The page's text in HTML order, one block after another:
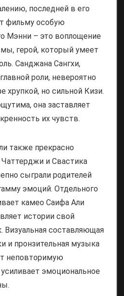
последней в его
фильму особую
Мэнни – это воплощение
герой, который умеет
Санджана Сангхи,
роли, невероятно
хрупкой, но сильной Кизи.
она заставляет
их чувств.
также прекрасно
и Свастика
сыграли родителей
эмоций. Отдельного
камео Саифа Али
истории свой
Визуальная составляющая
и пронзительная музыка
неповторимую
эмоциональное